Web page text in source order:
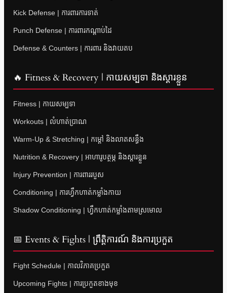
Kick Defense | ការពារការទាត់
Punch Defense | ការពារកណ្តាប់ដៃ
Defense & Counters | ការពារ និងវាយតប
🔥 Fitness & Recovery | កាយសម្បទា និងស្តារខ្លួន
Fitness | កាយសម្បទា
Workouts | លំហាត់ប្រាណ
Warm-Up & Stretching | កម្តៅ និងលាតសន្ធឹង
Nutrition & Recovery | អាហារូបត្ថម្ភ និងស្តារខ្លួន
Injury Prevention | ការពាររបួស
Conditioning | ការហ្វឹកហាត់កម្លាំងកាយ
Shadow Conditioning | ហ្វឹកហាត់កម្លាំងតាមស្រមោល
📅 Events & Fights | ព្រឹត្តិការណ៍ និងការប្រកួត
Fight Schedule | កាលវិភាគប្រកួត
Upcoming Fights | ការប្រកួតខាងមុខ